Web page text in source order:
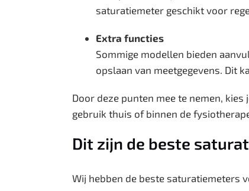
saturatiemeter geschikt voor
Extra functies
Sommige modellen bieden
opslaan van meetgegevens. Dit
Door deze punten mee te nemen,
gebruik thuis of binnen de
Dit zijn de beste
Wij hebben de beste saturatiemeters